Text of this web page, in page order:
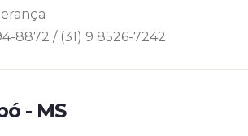
8872 / (31) 9 8526-7242
- MS